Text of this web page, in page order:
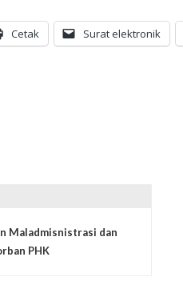
Cetak Surat elektronik
Maladmisnistrasi dan
PHK